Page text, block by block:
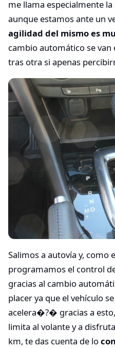
me llama especialmente
aunque estamos ante un
agilidad del mismo es
cambio automático se
tras otra si apenas
Salimos a autovía y, como
programamos el control
gracias al cambio
placer ya que el vehículo
acelera�?� gracias a
limita al volante y a
km, te das cuenta de lo